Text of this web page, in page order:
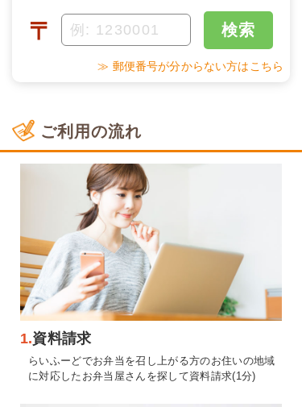
〒 検索
≫ 郵便番号が分からない方はこちら
ご利用の流れ
1.資料請求
らいふーどでお弁当を召し上がる方のお住いの地域
に対応したお弁当屋さんを探して資料請求(1分)